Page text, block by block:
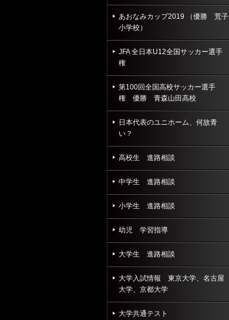
あおなみカップ2019 （優勝 荒子
小学校）
JFA 全日本U12全国サッカー選手
権
第100回全国高校サッカー選手
権 優勝 青森山田高校
日本代表のユニホーム、何故青
い？
高校生 進路相談
中学生 進路相談
小学生 進路相談
幼児 学習指導
大学生 進路相談
大学入試情報 東京大学、名古屋
大学、京都大学
大学共通テスト